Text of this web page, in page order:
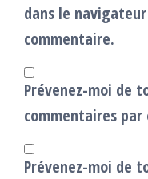
dans le
commentaire.
Prévenez-moi de
commentaires par
Prévenez-moi de